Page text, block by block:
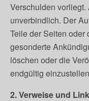
Verschulden
unverbindlich. Der
Teile der Seiten oder
gesonderte
löschen oder die
endgültig
2. Verweise und